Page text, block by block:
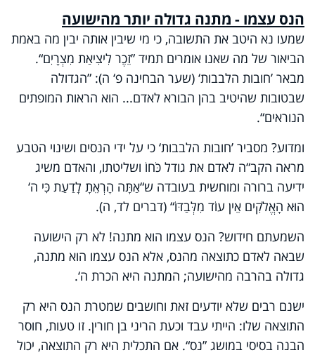
הנס עצמו - מתנה גדולה יותר מהישועה
שמעו נא היטב את התשובה, כי מי שיבין אותה יבין מה באמת
הביאור של מה שאנו אומרים תמיד ”זֵכֶר לִיצִיאַת מִצְרָיִם“.
מבאר ’חובות הלבבות‘ (שער הבחינה פ‘ ה): ”הגדולה
שבטובות שהיטיב בהן הבורא לאדם... הוא הראות המופתים
הנוראים“.
ומדוע? מסביר ’חובות הלבבות‘ כי על ידי הנסים ושינוי הטבע
מראה הקב“ה לאדם את גודל כֹּחוֹ ושליטתו, והאדם משיג
ידיעה ברורה ומוחשית בעובדה ש“אַתָּה הָרְאֵתָ לָדַעַת כִּי ה‘
הוּא הָאֱלֹקִים אֵין עוֹד מִלְּבַדּוֹ“ (דברים לד, ה).
השמעתם חידוש? הנס עצמו הוא מתנה! לא רק הישועה
שבאה לאדם כתוצאה מהנס, אלא הנס עצמו הוא מתנה,
גדולה בהרבה מהישועה; המתנה היא הכרת ה‘.
ישנם רבים שלא יודעים זאת וחושבים שמטרת הנס היא רק
התוצאה שלו: הייתי עבד וכעת הריני בן חורין. זו טעות, חוסר
הבנה בסיסי במושג ”נס“. אם התכלית היא רק התוצאה, יכול